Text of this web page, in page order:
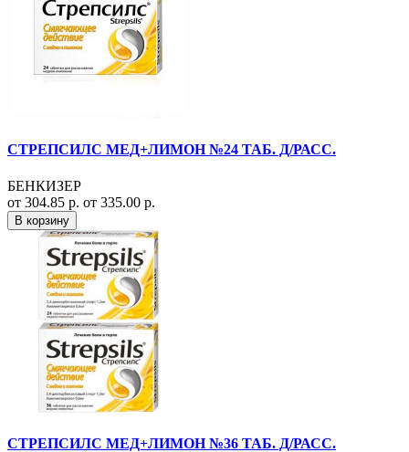
СТРЕПСИЛС МЕД+ЛИМОН №24 ТАБ. Д/РАСС.
БЕНКИЗЕР
от 304.85 р. от 335.00 р.
В корзину
СТРЕПСИЛС МЕД+ЛИМОН №36 ТАБ. Д/РАСС.